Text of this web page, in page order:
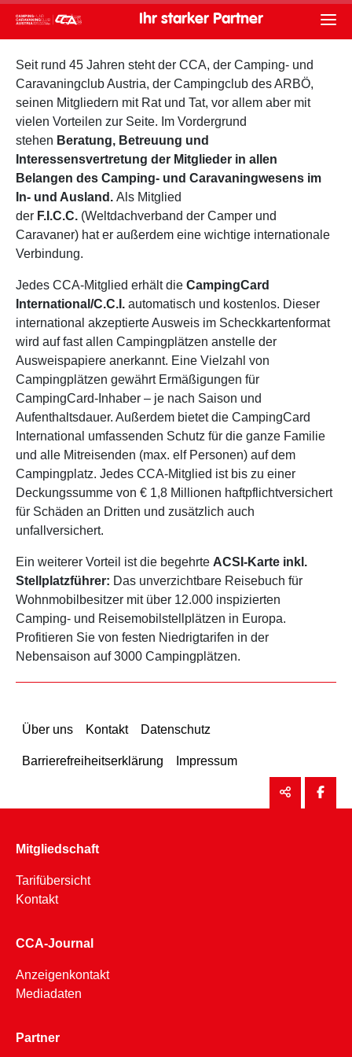
Ihr starker Partner
Seit rund 45 Jahren steht der CCA, der Camping- und
Caravaningclub Austria, der Campingclub des ARBÖ,
seinen Mitgliedern mit Rat und Tat, vor allem aber mit
vielen Vorteilen zur Seite. Im Vordergrund
stehen Beratung, Betreuung und
Interessensvertretung der Mitglieder in allen
Belangen des Camping- und Caravaningwesens im
In- und Ausland. Als Mitglied
der F.I.C.C. (Weltdachverband der Camper und
Caravaner) hat er außerdem eine wichtige internationale
Verbindung.
Jedes CCA-Mitglied erhält die CampingCard
International/C.C.I. automatisch und kostenlos. Dieser
international akzeptierte Ausweis im Scheckkartenformat
wird auf fast allen Campingplätzen anstelle der
Ausweispapiere anerkannt. Eine Vielzahl von
Campingplätzen gewährt Ermäßigungen für
CampingCard-Inhaber – je nach Saison und
Aufenthaltsdauer. Außerdem bietet die CampingCard
International umfassenden Schutz für die ganze Familie
und alle Mitreisenden (max. elf Personen) auf dem
Campingplatz. Jedes CCA-Mitglied ist bis zu einer
Deckungssumme von € 1,8 Millionen haftpflichtversichert
für Schäden an Dritten und zusätzlich auch
unfallversichert.
Ein weiterer Vorteil ist die begehrte ACSI-Karte inkl.
Stellplatzführer: Das unverzichtbare Reisebuch für
Wohnmobilbesitzer mit über 12.000 inspizierten
Camping- und Reisemobilstellplätzen in Europa.
Profitieren Sie von festen Niedrigtarifen in der
Nebensaison auf 3000 Campingplätzen.
Über uns Kontakt Datenschutz
Barrierefreiheitserklärung Impressum
Mitgliedschaft
Tarifübersicht
Kontakt
CCA-Journal
Anzeigenkontakt
Mediadaten
Partner